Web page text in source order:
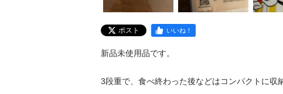
ポスト いいね！
新品未使用品です。
3段重で、食べ終わった後などはコンパクトに収